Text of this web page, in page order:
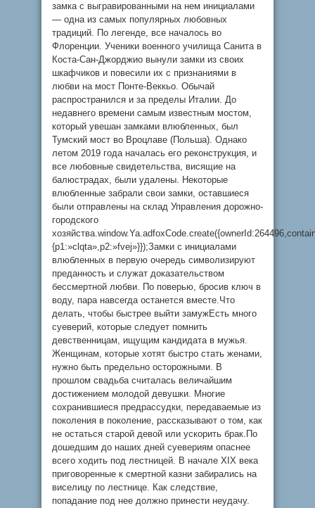
замка с выгравированными на нем инициалами
— одна из самых популярных любовных
традиций. По легенде, все началось во
Флоренции. Ученики военного училища Санита в
Коста-Сан-Джорджио вынули замки из своих
шкафчиков и повесили их с признаниями в
любви на мост Понте-Веккьо. Обычай
распространился и за пределы Италии. До
недавнего времени самым известным мостом,
который увешан замками влюбленных, был
Тумский мост во Вроцлаве (Польша). Однако
летом 2019 года началась его реконструкция, и
все любовные свидетельства, висящие на
балюстрадах, были удалены. Некоторые
влюбленные забрали свои замки, оставшиеся
были отправлены на склад Управления дорожно-
городского
{p1:»clqta»,p2:»fvej»}});Замки с инициалами
влюбленных в первую очередь символизируют
преданность и служат доказательством
бессмертной любви. По поверью, бросив ключ в
воду, пара навсегда останется вместе.Что
делать, чтобы быстрее выйти замужЕсть много
суеверий, которые следует помнить
девственницам, ищущим кандидата в мужья.
Женщинам, которые хотят быстро стать женами,
нужно быть предельно осторожными. В
прошлом свадьба считалась величайшим
достижением молодой девушки. Многие
сохранившиеся предрассудки, передаваемые из
поколения в поколение, рассказывают о том, как
не остаться старой девой или ускорить брак.По
дошедшим до наших дней суевериям опаснее
всего ходить под лестницей. В начале XIX века
приговоренные к смертной казни забирались на
виселицу по лестнице. Как следствие,
попадание под нее должно принести неудачу.